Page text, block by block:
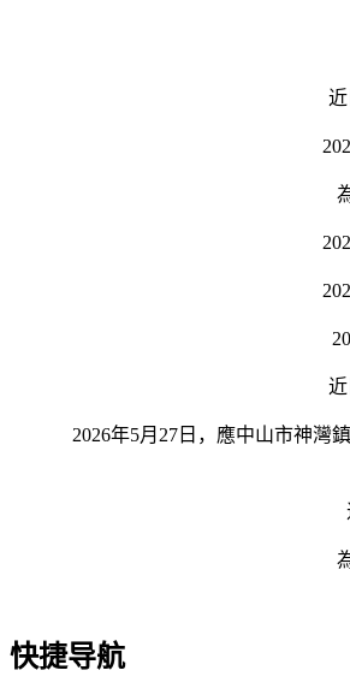
近日
2026
為
2026
2026
近日
2026年5月27日，應中山市神灣鎮
近
為
快捷导航